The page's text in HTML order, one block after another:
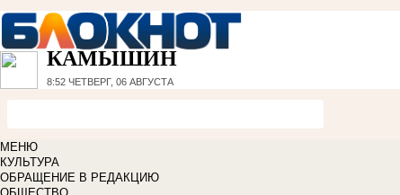
КАМЫШИН
8:52 ЧЕТВЕРГ, 06 АВГУСТА
МЕНЮ
КУЛЬТУРА
ОБРАЩЕНИЕ В РЕДАКЦИЮ